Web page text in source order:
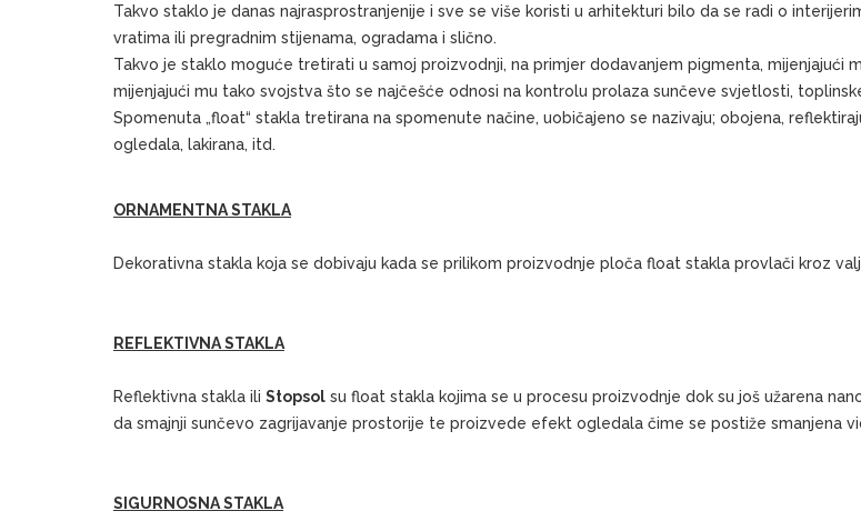
Takvo staklo je danas najrasprostranjenije i sve se više koristi u arhitekturi bilo da se radi o
vratima ili pregradnim stijenama, ogradama i slično.
Takvo je staklo moguće tretirati u samoj proizvodnji, na primjer dodavanjem pigmenta, mijenjajući
mijenjajući mu tako svojstva što se najčešće odnosi na kontrolu prolaza sunčeve svjetlosti,
Spomenuta „float“ stakla tretirana na spomenute načine, uobičajeno se nazivaju; obojena,
ogledala, lakirana, itd.
ORNAMENTNA STAKLA
Dekorativna stakla koja se dobivaju kada se prilikom proizvodnje ploča float stakla provlači kroz
REFLEKTIVNA STAKLA
Reflektivna stakla ili Stopsol su float stakla kojima se u procesu proizvodnje dok su još užarena
da smajnji sunčevo zagrijavanje prostorije te proizvede efekt ogledala čime se postiže smanjena
SIGURNOSNA STAKLA